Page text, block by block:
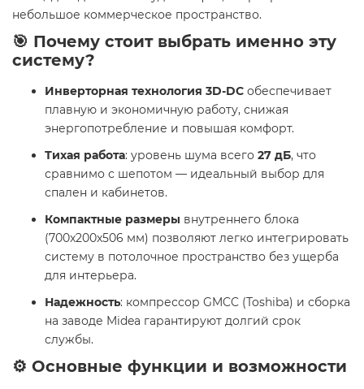
небольшое коммерческое пространство.
🎯 Почему стоит выбрать именно эту
систему?
Инверторная технология 3D-DC обеспечивает
плавную и экономичную работу, снижая
энергопотребление и повышая комфорт.
Тихая работа: уровень шума всего 27 дБ, что
сравнимо с шепотом — идеальный выбор для
спален и кабинетов.
Компактные размеры внутреннего блока
(700x200x506 мм) позволяют легко интегрировать
систему в потолочное пространство без ущерба
для интерьера.
Надежность: компрессор GMCC (Toshiba) и сборка
на заводе Midea гарантируют долгий срок
службы.
⚙️ Основные функции и возможности